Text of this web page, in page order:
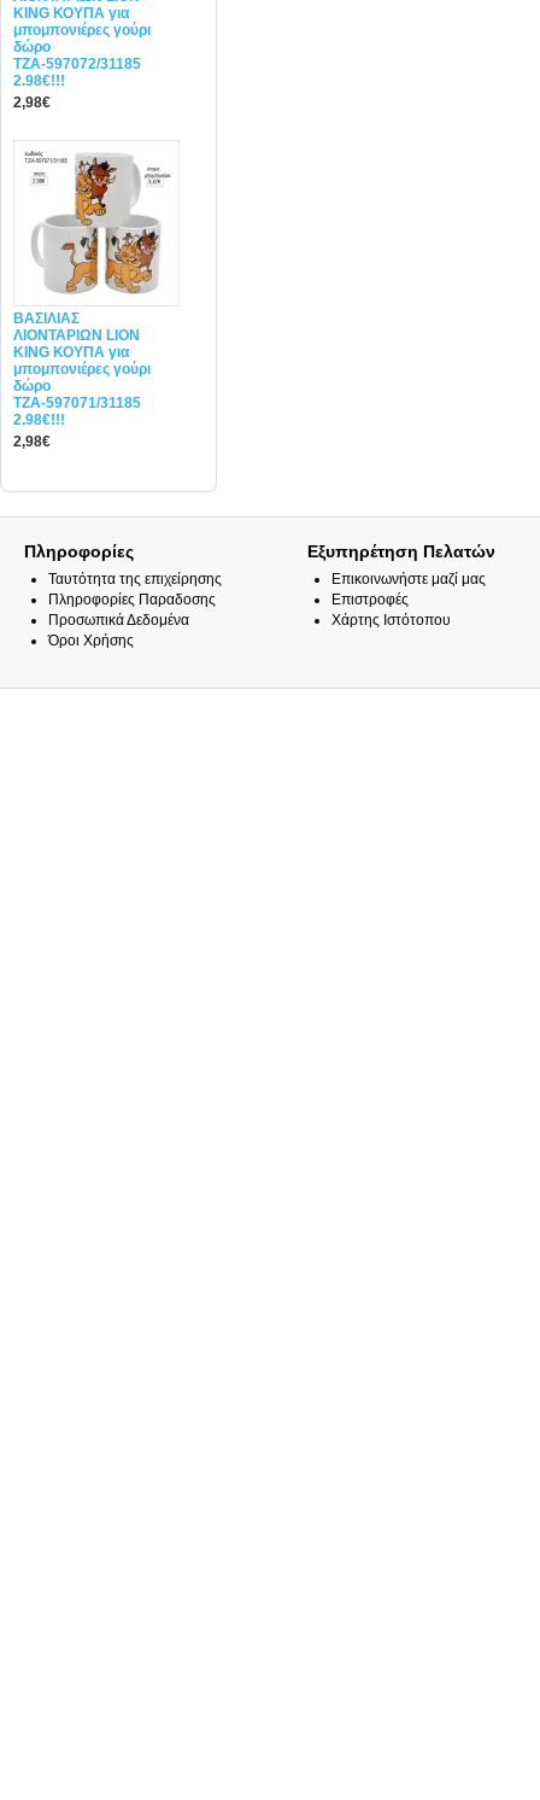
KING ΚΟΥΠΑ για
μπομπονιέρες γούρι
δώρο
ΤΖΑ-597072/31185
2.98€!!!
2,98€
ΒΑΣΙΛΙΑΣ
ΛΙΟΝΤΑΡΙΩΝ LION
KING ΚΟΥΠΑ για
μπομπονιέρες γούρι
δώρο
ΤΖΑ-597071/31185
2.98€!!!
2,98€
Πληροφορίες
Ταυτότητα της επιχείρησης
Πληροφορίες Παραδοσης
Προσωπικά Δεδομένα
Όροι Χρήσης
Εξυπηρέτηση Πελατών
Επικοινωνήστε μαζί μας
Επιστροφές
Χάρτης Ιστότοπου